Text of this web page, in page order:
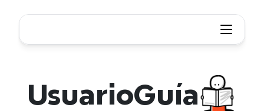
UsuarioGuía